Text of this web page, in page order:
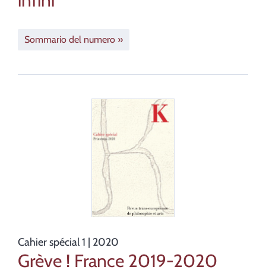
Sommario del numero
Cahier spécial 1 | 2020
Grève ! France 2019-2020